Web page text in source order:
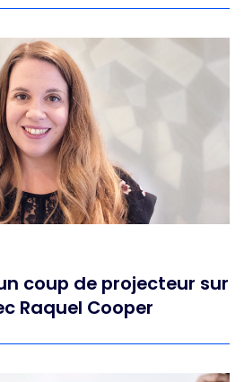
coup de projecteur sur
Raquel Cooper